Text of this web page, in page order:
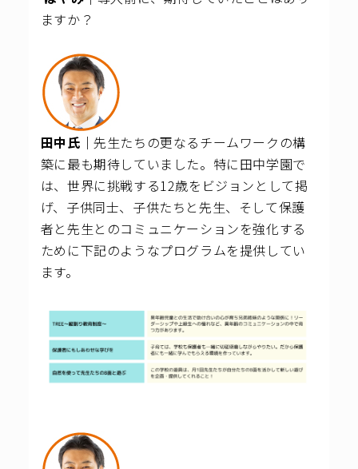
ますか？
田中氏｜先生たちの更なるチームワークの構
築に最も期待していました。特に田中学園で
は、世界に挑戦する12歳をビジョンとして掲
げ、子供同士、子供たちと先生、そして保護
者と先生とのコミュニケーションを強化する
ために下記のようなプログラムを提供してい
ます。